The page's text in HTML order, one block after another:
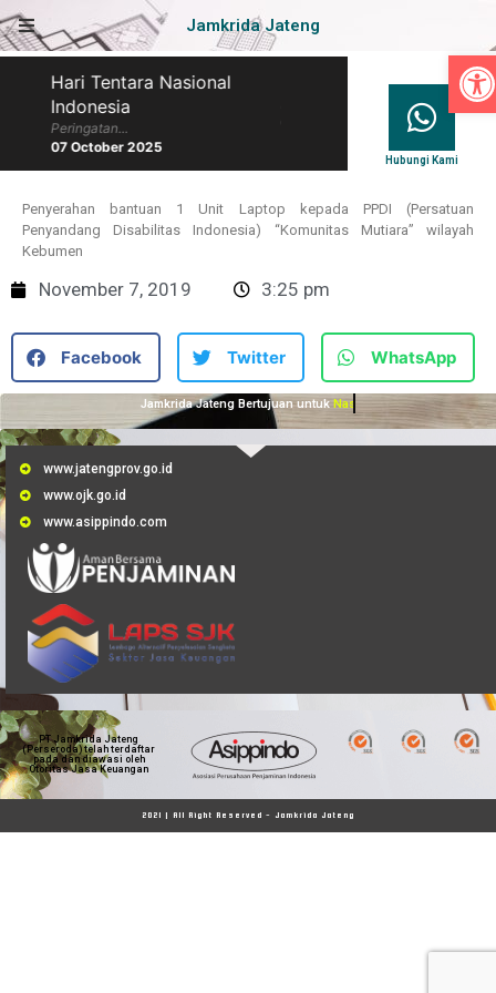
Jamkrida Jateng
Hari Tentara Nasional
Indonesia
Peringatan...
07 October 2025
Hari Batik Nasional
Hubungi Kami
Penyerahan bantuan 1 Unit Laptop kepada PPDI (Persatuan
Penyandang Disabilitas Indonesia) “Komunitas Mutiara” wilayah
Kebumen
November 7, 2019 3:25 pm
Facebook Twitter WhatsApp
Jamkrida Jateng Bertujuan untuk Nasionalisme
www.jatengprov.go.id
www.ojk.go.id
www.asippindo.com
PT Jamkrida Jateng
(Perseroda) telah terdaftar
pada dan diawasi oleh
Otoritas Jasa Keuangan
2021 | All Right Reserved - Jamkrida Jateng